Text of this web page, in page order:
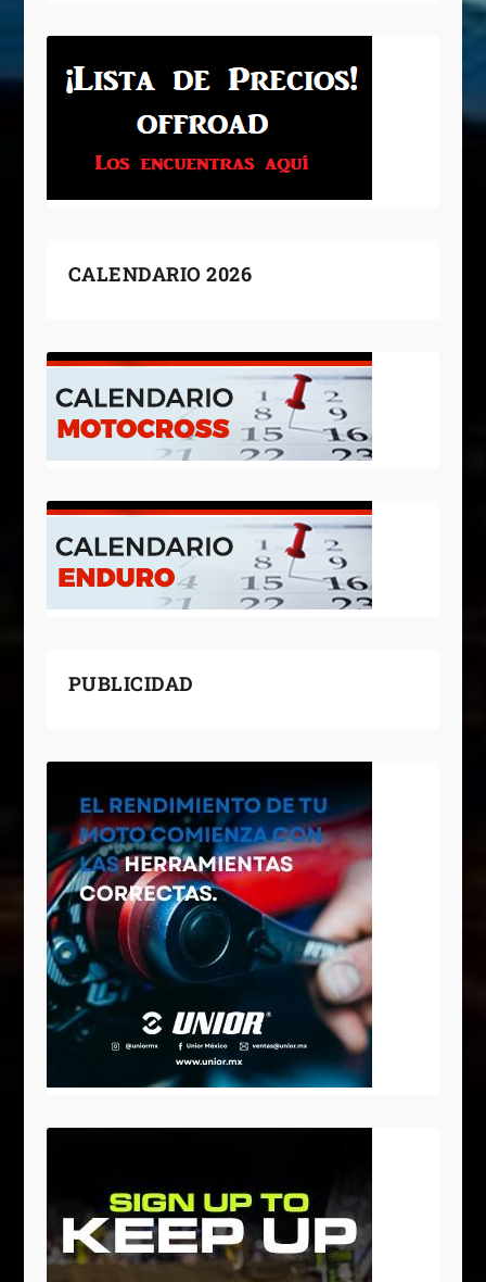
CALENDARIO 2026
PUBLICIDAD